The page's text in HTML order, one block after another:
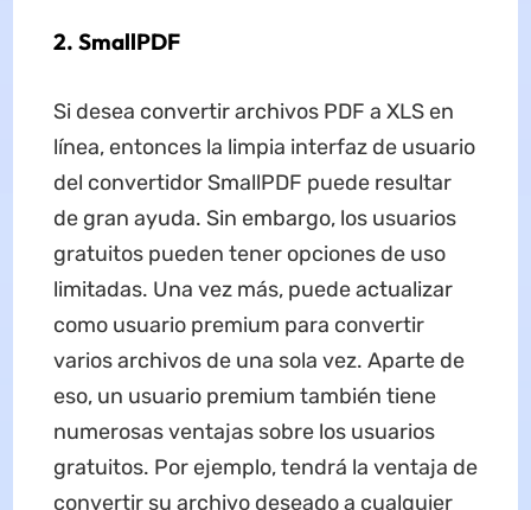
2. SmallPDF
Si desea convertir archivos PDF a XLS en
línea, entonces la limpia interfaz de usuario
del convertidor SmallPDF puede resultar
de gran ayuda. Sin embargo, los usuarios
gratuitos pueden tener opciones de uso
limitadas. Una vez más, puede actualizar
como usuario premium para convertir
varios archivos de una sola vez. Aparte de
eso, un usuario premium también tiene
numerosas ventajas sobre los usuarios
gratuitos. Por ejemplo, tendrá la ventaja de
convertir su archivo deseado a cualquier